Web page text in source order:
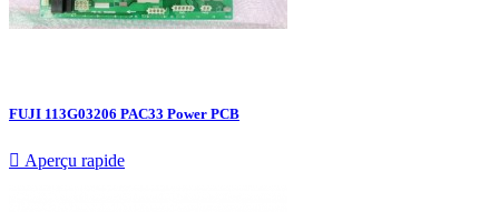
FUJI 113G03206 PAC33 Power PCB
 Aperçu rapide